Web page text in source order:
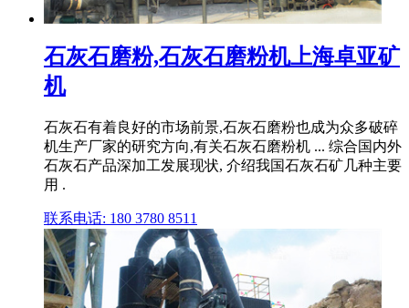
石灰石磨粉,石灰石磨粉机上海卓亚矿
机
石灰石有着良好的市场前景,石灰石磨粉也成为众多破碎
机生产厂家的研究方向,有关石灰石磨粉机 ... 综合国内外
石灰石产品深加工发展现状, 介绍我国石灰石矿几种主要
用 .
联系电话: 180 3780 8511